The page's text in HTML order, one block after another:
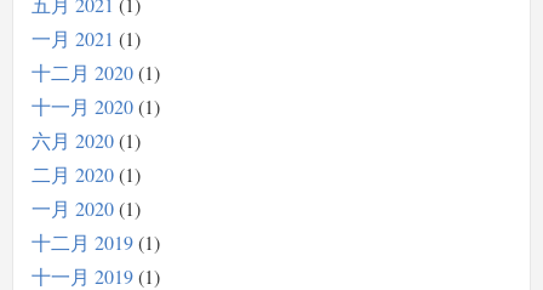
一月 2021
1
十二月 2020 1
十一月 2020 1
六月 2020 1
二月 2020 1
一月 2020 1
十二月 2019 1
十一月 2019 1